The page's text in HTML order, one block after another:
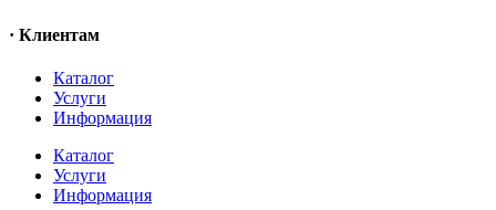
· Клиентам
Каталог
Услуги
Информация
Каталог
Услуги
Информация